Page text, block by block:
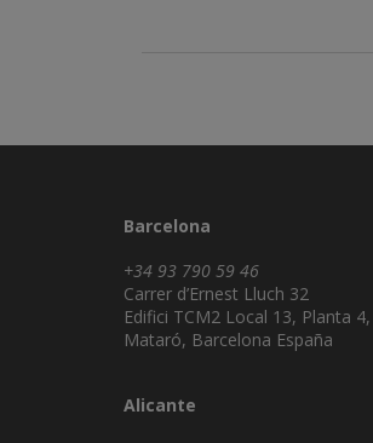
Barcelona
+34 93 790 59 46
Carrer d’Ernest Lluch 32
Edifici TCM2 Local 13, Planta
Mataró, Barcelona España
Alicante